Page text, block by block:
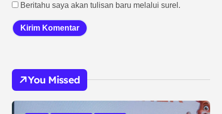
Beritahu saya akan tulisan baru melalui surel.
You Missed